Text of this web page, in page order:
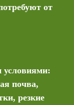
от
условиями:
почва,
резкие